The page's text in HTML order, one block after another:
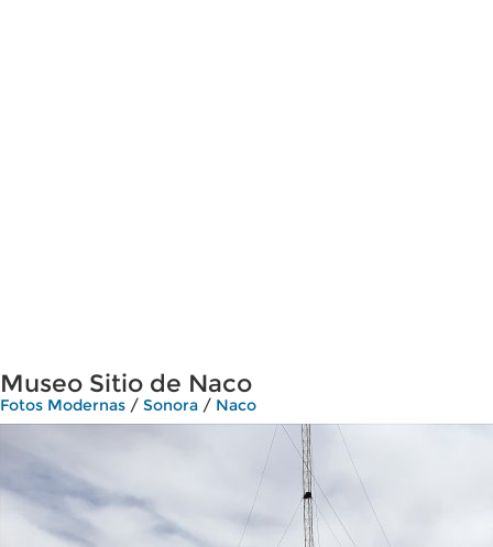
Museo Sitio de Naco
Fotos Modernas / Sonora / Naco